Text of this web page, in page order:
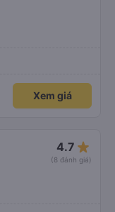
Xem giá
4.7 star_rate
(8 đánh giá)